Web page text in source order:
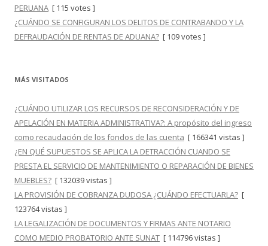
PERUANA [ 115 votes ]
¿CUÁNDO SE CONFIGURAN LOS DELITOS DE CONTRABANDO Y LA
DEFRAUDACIÓN DE RENTAS DE ADUANA? [ 109 votes ]
MÁS VISITADOS
¿CUÁNDO UTILIZAR LOS RECURSOS DE RECONSIDERACIÓN Y DE
APELACIÓN EN MATERIA ADMINISTRATIVA?: A propósito del ingreso
como recaudación de los fondos de las cuenta [ 166341 vistas ]
¿EN QUÉ SUPUESTOS SE APLICA LA DETRACCIÓN CUANDO SE
PRESTA EL SERVICIO DE MANTENIMIENTO O REPARACIÓN DE BIENES
MUEBLES? [ 132039 vistas ]
LA PROVISIÓN DE COBRANZA DUDOSA ¿CUÁNDO EFECTUARLA? [
123764 vistas ]
LA LEGALIZACIÓN DE DOCUMENTOS Y FIRMAS ANTE NOTARIO
COMO MEDIO PROBATORIO ANTE SUNAT [ 114796 vistas ]